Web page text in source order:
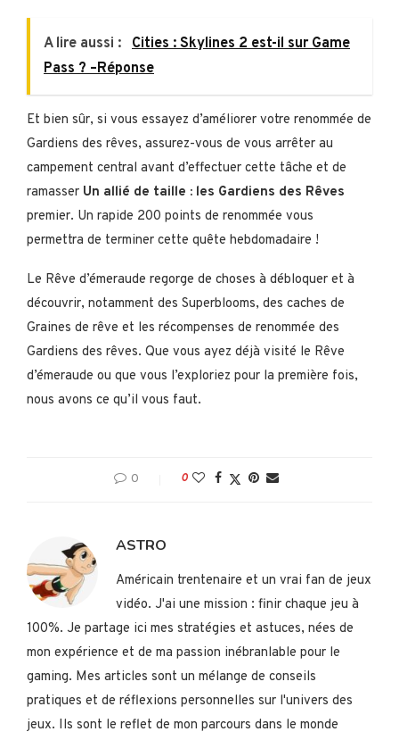
A lire aussi : Cities : Skylines 2 est-il sur Game
Pass ? –Réponse
Et bien sûr, si vous essayez d’améliorer votre renommée de
Gardiens des rêves, assurez-vous de vous arrêter au
campement central avant d’effectuer cette tâche et de
ramasser Un allié de taille : les Gardiens des Rêves
premier. Un rapide 200 points de renommée vous
permettra de terminer cette quête hebdomadaire !
Le Rêve d’émeraude regorge de choses à débloquer et à
découvrir, notamment des Superblooms, des caches de
Graines de rêve et les récompenses de renommée des
Gardiens des rêves. Que vous ayez déjà visité le Rêve
d’émeraude ou que vous l’exploriez pour la première fois,
nous avons ce qu’il vous faut.
0 0
ASTRO
Américain trentenaire et un vrai fan de jeux
vidéo. J'ai une mission : finir chaque jeu à
100%. Je partage ici mes stratégies et astuces, nées de
mon expérience et de ma passion inébranlable pour le
gaming. Mes articles sont un mélange de conseils
pratiques et de réflexions personnelles sur l'univers des
jeux. Ils sont le reflet de mon parcours dans le monde